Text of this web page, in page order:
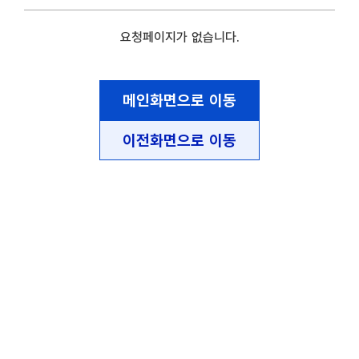
요청페이지가 없습니다.
메인화면으로 이동
이전화면으로 이동